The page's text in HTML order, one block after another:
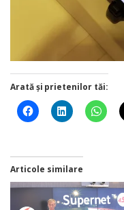
Arată și prietenilor tăi:
Articole similare